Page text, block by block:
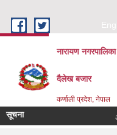
नारायण
दैलेख बजार
कर्णाली प्रदेश, नेपाल
सूचना